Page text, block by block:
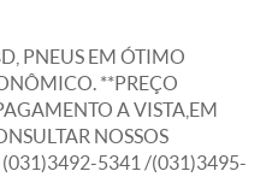
PNEUS EM ÓTIMO
**PREÇO
A VISTA,EM
NOSSOS
(031)3492-5341 /(031)3495-